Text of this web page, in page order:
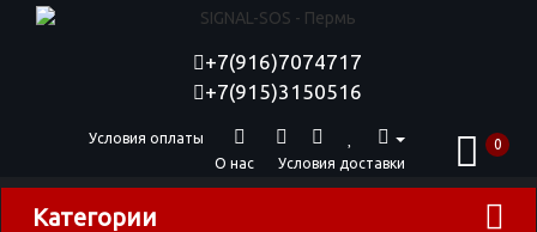
+7(916)7074717
+7(915)3150516
Условия оплаты
Условия доставки
О нас
0
Категории